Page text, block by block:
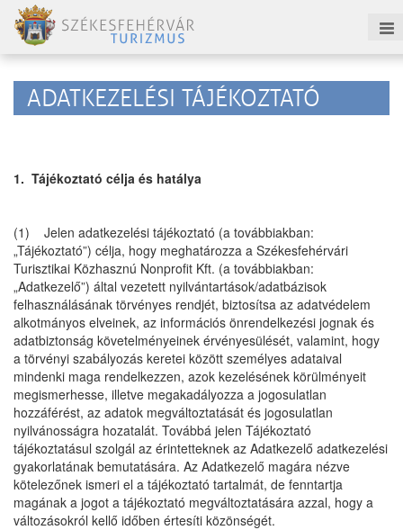
ADATKEZELÉSI TÁJÉKOZTATÓ
1. Tájékoztató célja és hatálya
(1) Jelen adatkezelési tájékoztató (a továbbiakban:
„Tájékoztató”) célja, hogy meghatározza a Székesfehérvári
Turisztikai Közhasznú Nonprofit Kft. (a továbbiakban:
„Adatkezelő”) által vezetett nyilvántartások/adatbázisok
felhasználásának törvényes rendjét, biztosítsa az adatvédelem
alkotmányos elveinek, az információs önrendelkezési jognak és
adatbiztonság követelményeinek érvényesülését, valamint, hogy
a törvényi szabályozás keretei között személyes adataival
mindenki maga rendelkezzen, azok kezelésének körülményeit
megismerhesse, illetve megakadályozza a jogosulatlan
hozzáférést, az adatok megváltoztatását és jogosulatlan
nyilvánosságra hozatalát. Továbbá jelen Tájékoztató
tájékoztatásul szolgál az érintetteknek az Adatkezelő adatkezelési
gyakorlatának bemutatására. Az Adatkezelő magára nézve
kötelezőnek ismeri el a tájékoztató tartalmát, de fenntartja
magának a jogot a tájékoztató megváltoztatására azzal, hogy a
változásokról kellő időben értesíti közönségét.